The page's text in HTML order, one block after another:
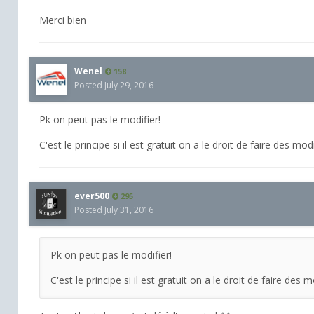
Merci bien
Wenel 158
Posted July 29, 2016
Pk on peut pas le modifier!
C'est le principe si il est gratuit on a le droit de faire des
ever500 295
Posted July 31, 2016
Pk on peut pas le modifier!
C'est le principe si il est gratuit on a le droit de faire des